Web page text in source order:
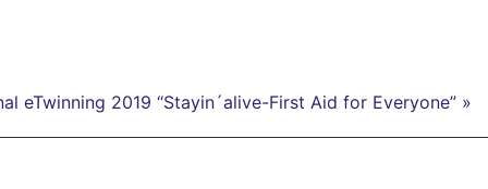
eTwinning 2019 “Stayin´alive-First Aid for Everyone” »